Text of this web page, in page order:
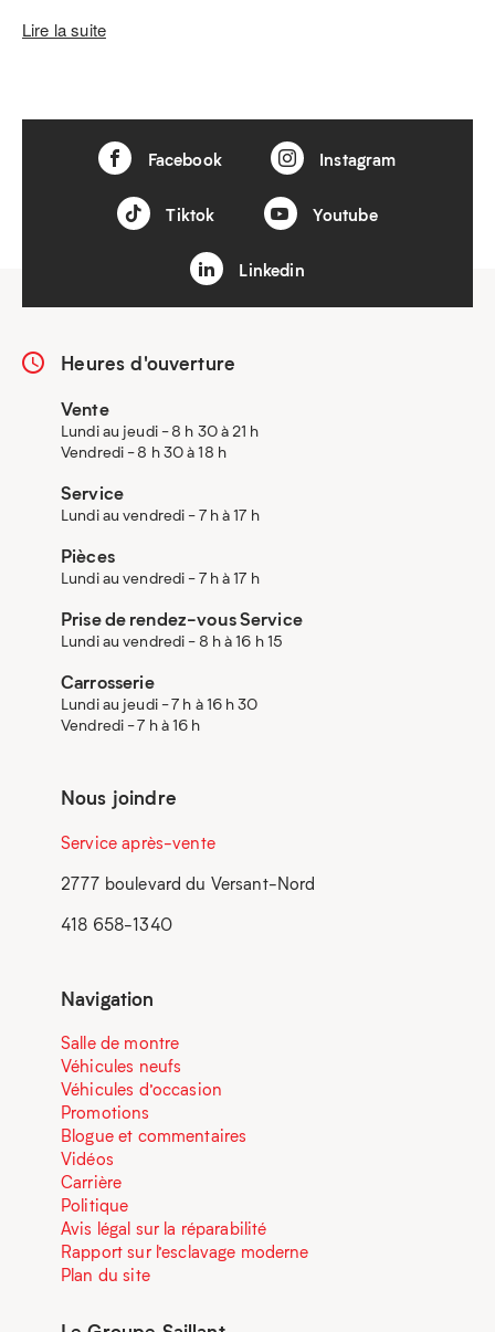
Lire la suite
Facebook Instagram
Tiktok Youtube
Linkedin
Heures d'ouverture
Vente
Lundi au jeudi - 8 h 30 à 21 h
Vendredi - 8 h 30 à 18 h
Service
Lundi au vendredi - 7 h à 17 h
Pièces
Lundi au vendredi - 7 h à 17 h
Prise de rendez-vous Service
Lundi au vendredi - 8 h à 16 h 15
Carrosserie
Lundi au jeudi - 7 h à 16 h 30
Vendredi - 7 h à 16 h
Nous joindre
Service après-vente
2777 boulevard du Versant-Nord
418 658-1340
Navigation
Salle de montre
Véhicules neufs
Véhicules d’occasion
Promotions
Blogue et commentaires
Vidéos
Carrière
Politique
Avis légal sur la réparabilité
Rapport sur l’esclavage moderne
Plan du site